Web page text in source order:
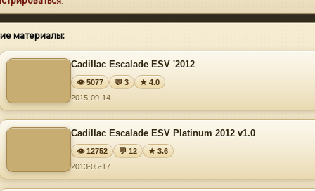
материалы:
Cadillac Escalade ESV '2012
👁 5077 💬 3
★ 4.0
2015-09-14
Cadillac Escalade ESV Platinum 2012 v1.0
👁 12752 💬 12
★ 3.6
2013-05-17